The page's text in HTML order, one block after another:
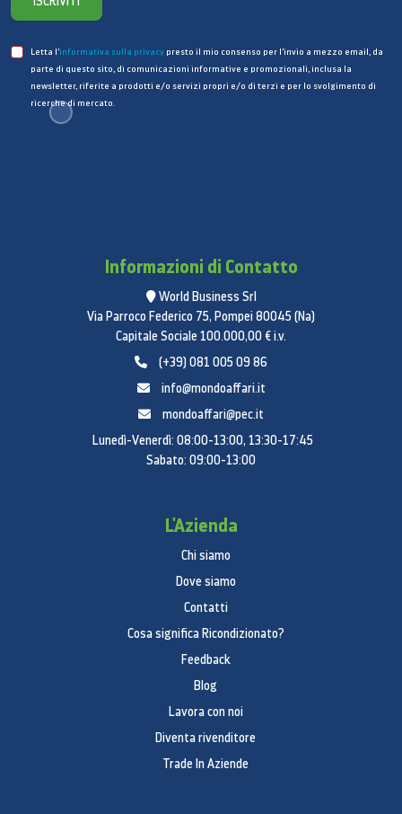
1x Ethernet / LAN - RJ-45
1x / docking port replicator
2x SuperSpeed USB 3.0
1x audio line-out
Letta l’informativa sulla privacy presto il mio consenso per l’invio a mezzo email, da
parte di questo sito, di comunicazioni informative e promozionali, inclusa la
newsletter, riferite a prodotti e/o servizi propri e/o di terzi e per lo svolgimento di
ricerche di mercato.
Informazioni di Contatto
World Business Srl
Via Parroco Federico 75, Pompei 80045 (Na)
Capitale Sociale 100.000,00 € i.v.
(+39) 081 005 09 86
info@mondoaffari.it
mondoaffari@pec.it
Lunedì-Venerdì: 08:00-13:00, 13:30-17:45
Sabato: 09:00-13:00
L'Azienda
Chi siamo
Dove siamo
Contatti
Cosa significa Ricondizionato?
Feedback
Blog
Lavora con noi
Diventa rivenditore
Trade In Aziende